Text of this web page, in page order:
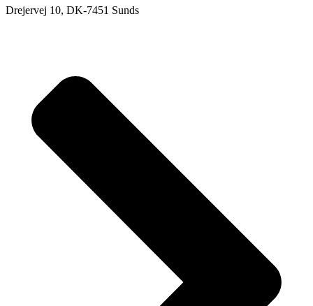
Drejervej 10, DK-7451 Sunds